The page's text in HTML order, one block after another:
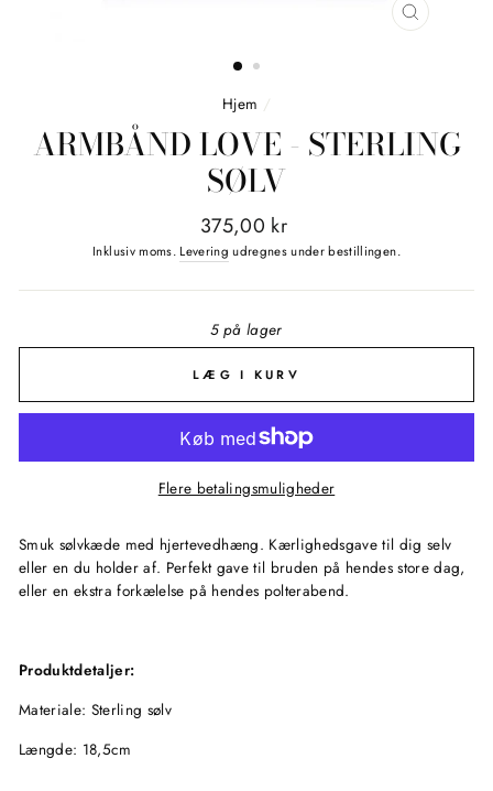
LUK
Hjem /
ARMBÅND LOVE - STERLING
SØLV
Normalpris
375,00 kr
Inklusiv moms. Levering udregnes under bestillingen.
5 på lager
LÆG I KURV
Flere betalingsmuligheder
Smuk sølvkæde med hjertevedhæng. Kærlighedsgave til dig selv
eller en du holder af. Perfekt gave til bruden på hendes store dag,
eller en ekstra forkælelse på hendes polterabend.
Produktdetaljer:
Materiale: Sterling sølv
Længde: 18,5cm